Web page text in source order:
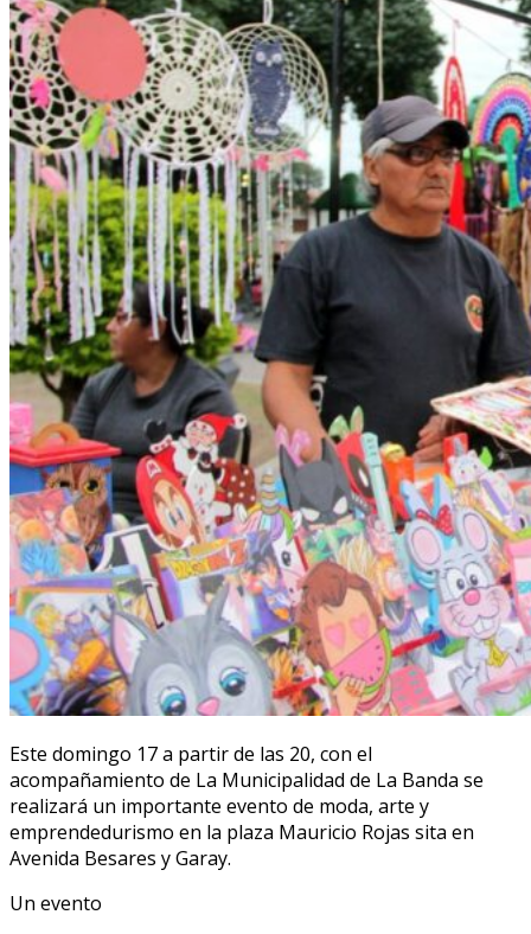
Este domingo 17 a partir de las 20, con el
acompañamiento de La Municipalidad de La Banda se
realizará un importante evento de moda, arte y
emprendedurismo en la plaza Mauricio Rojas sita en
Avenida Besares y Garay.
Un evento